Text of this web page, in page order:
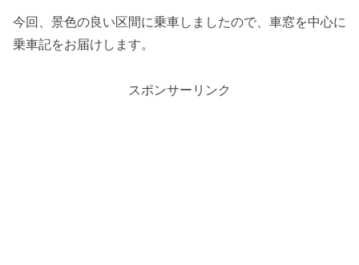
今回、景色の良い区間に乗車しましたので、車窓を中心に
乗車記をお届けします。
スポンサーリンク